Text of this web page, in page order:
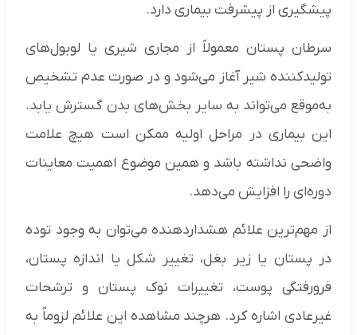
پیشگیری از پیشرفت بیماری دارد.
سرطان پستان معمولاً از مجاری شیری یا لوبول‌های
تولیدکننده شیر آغاز می‌شود و در صورت عدم تشخیص
به‌موقع می‌تواند به سایر بخش‌های بدن گسترش یابد.
این بیماری در مراحل اولیه ممکن است هیچ علامت
واضحی نداشته باشد و همین موضوع اهمیت معاینات
دوره‌ای را افزایش می‌دهد.
از مهم‌ترین علائم هشداردهنده می‌توان به وجود توده
در پستان یا زیر بغل، تغییر شکل یا اندازه پستان،
فرورفتگی پوست، تغییرات نوک پستان و ترشحات
غیرعادی اشاره کرد. هرچند مشاهده این علائم لزوماً به